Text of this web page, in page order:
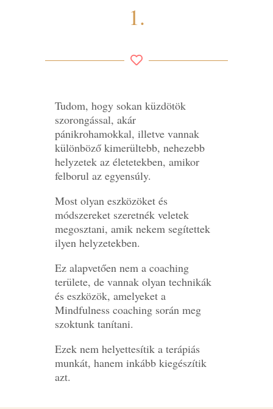
1.
Tudom, hogy sokan küzdötök
szorongással, akár
pánikrohamokkal, illetve vannak
különböző kimerültebb, nehezebb
helyzetek az életetekben, amikor
felborul az egyensúly.
Most olyan eszközöket és
módszereket szeretnék veletek
megosztani, amik nekem segítettek
ilyen helyzetekben.
Ez alapvetően nem a coaching
területe, de vannak olyan technikák
és eszközök, amelyeket a
Mindfulness coaching során meg
szoktunk tanítani.
Ezek nem helyettesítik a terápiás
munkát, hanem inkább kiegészítik
azt.